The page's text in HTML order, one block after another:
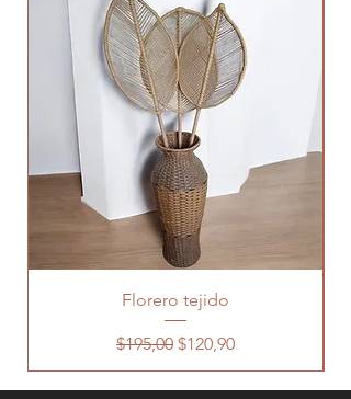
Florero tejido
Precio
$195,00 Precio de oferta
$120,90